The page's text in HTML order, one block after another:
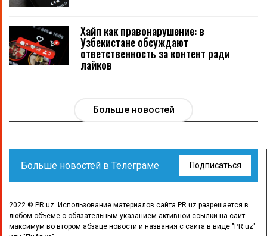
Хайп как правонарушение: в
Узбекистане обсуждают
ответственность за контент ради
лайков
Больше новостей
Больше новостей в Телеграме Подписаться
2022 © PR.uz. Использование материалов сайта PR.uz разрешается в
любом объеме с обязательным указанием активной ссылки на сайт
максимум во втором абзаце новости и названия с сайта в виде "PR.uz"